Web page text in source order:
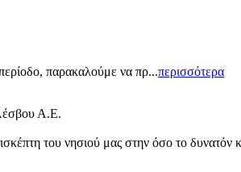
παρακαλούμε να πρ...περισσότερα
Α.Ε.
του νησιού μας στην όσο το